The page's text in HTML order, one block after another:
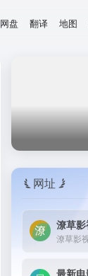
网盘 翻译 地图
网址